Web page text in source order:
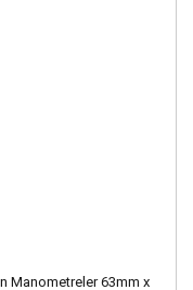
Manometreler 63mm x